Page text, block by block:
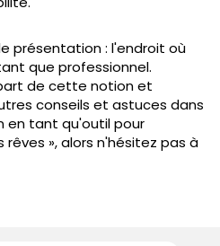
présentation : l'endroit où
que professionnel.
de cette notion et
conseils et astuces dans
en tant qu'outil pour
», alors n'hésitez pas à